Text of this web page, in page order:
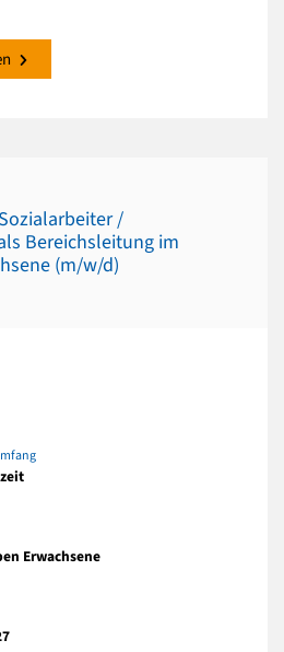
/
Bereichsleitung im
(m/w/d)
Erwachsene